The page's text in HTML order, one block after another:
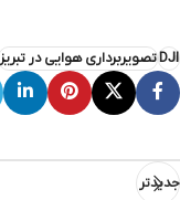
DJIتصویربرداری هوایی در تبریز
جدیدتر